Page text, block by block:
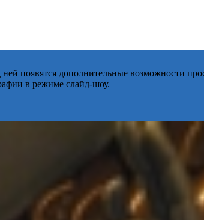
появятся дополнительные возможности
в режиме слайд-шоу.